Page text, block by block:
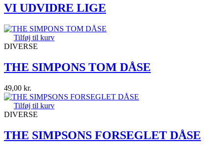
VI UDVIDRE LIGE
Tilføj til kurv
DIVERSE
THE SIMPONS TOM DÅSE
49,00 kr.
Tilføj til kurv
DIVERSE
THE SIMPSONS FORSEGLET DÅSE